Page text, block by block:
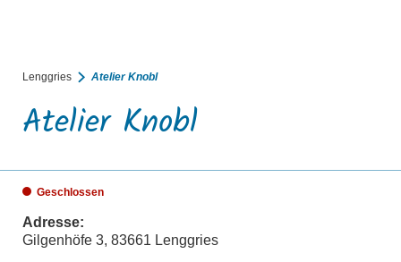
Lenggries Atelier Knobl
Atelier Knobl
Geschlossen
Adresse:
Gilgenhöfe 3, 83661 Lenggries